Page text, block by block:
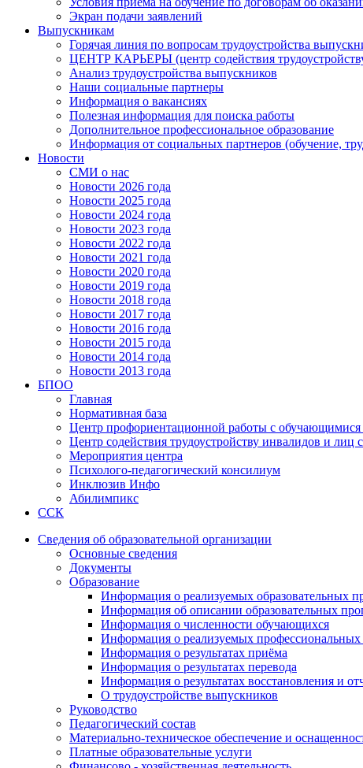
Экран подачи заявлений
Выпускникам
Горячая линия по вопросам трудоустройства
ЦЕНТР КАРЬЕРЫ (центр содействия
Анализ трудоустройства выпускников
Наши социальные партнеры
Информация о вакансиях
Полезная информация для поиска работы
Дополнительное профессиональное образование
Информация от социальных партнеров (обучение,
Новости
СМИ о нас
Новости 2026 года
Новости 2025 года
Новости 2024 года
Новости 2023 года
Новости 2022 года
Новости 2021 года
Новости 2020 года
Новости 2019 года
Новости 2018 года
Новости 2017 года
Новости 2016 года
Новости 2015 года
Новости 2014 года
Новости 2013 года
БПОО
Главная
Нормативная база
Центр профориентационной работы с
Центр содействия трудоустройству инвалидов и лиц
Мероприятия центра
Психолого-педагогический консилиум
Инклюзив Инфо
Абилимпикс
ССК
Сведения об образовательной организации
Основные сведения
Документы
Образование
Информация о реализуемых образовательных
Информация об описании образовательных
Информация о численности обучающихся
Информация о реализуемых профессиональных
Информация о результатах приёма
Информация о результатах перевода
Информация о результатах восстановления и
О трудоустройстве выпускников
Руководство
Педагогический состав
Материально-техническое обеспечение и
Платные образовательные услуги